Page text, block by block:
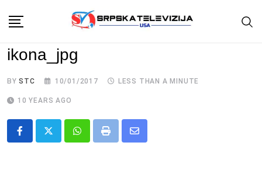
content
ikona_jpg
BYSTC 10/01/2017 LESS THAN A MINUTE
10 YEARS AGO
Whatsapp
Print
Share